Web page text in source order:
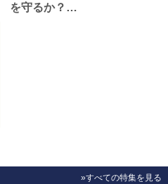
を守るか？…
»すべての特集を見る